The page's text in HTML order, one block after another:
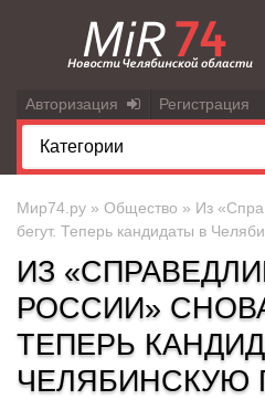
Авторизация Регистрация
Мир74.ру » Общество » Из
бегут. Теперь кандидаты в
ИЗ
РОССИИ»
ТЕПЕРЬ
ЧЕЛЯБИНСКУЮ